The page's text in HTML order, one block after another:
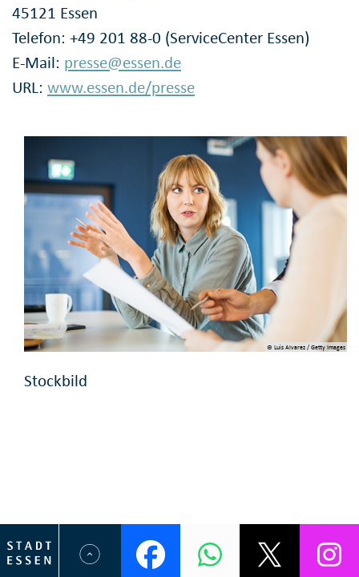
45121 Essen
Telefon: +49 201 88-0 (ServiceCenter Essen)
E-Mail: presse@essen.de
URL: www.essen.de/presse
© Luis Alvarez / Getty Images
Stockbild